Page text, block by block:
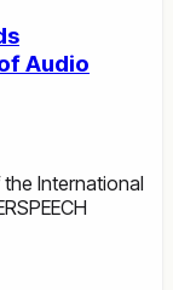
Audio
International